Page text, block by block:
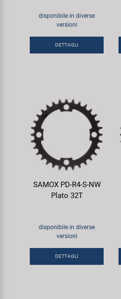
disponibile in diverse
versioni
DETTAGLI
SAMOX PD-R4-S-NW
Plato 32T
disponibile in diverse
versioni
DETTAGLI